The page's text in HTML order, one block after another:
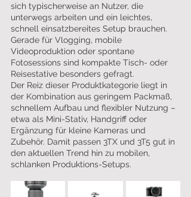
sich typischerweise an Nutzer, die
unterwegs arbeiten und ein leichtes,
schnell einsatzbereites Setup brauchen.
Gerade für Vlogging, mobile
Videoproduktion oder spontane
Fotosessions sind kompakte Tisch- oder
Reisestative besonders gefragt.
Der Reiz dieser Produktkategorie liegt in
der Kombination aus geringem Packmaß,
schnellem Aufbau und flexibler Nutzung –
etwa als Mini-Stativ, Handgriff oder
Ergänzung für kleine Kameras und
Zubehör. Damit passen 3TX und 3T5 gut in
den aktuellen Trend hin zu mobilen,
schlanken Produktions-Setups.